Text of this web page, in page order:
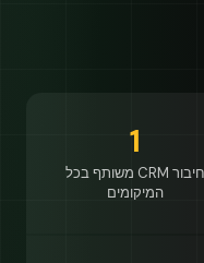
1
חיבור CRM משותף בכל
המיקומים